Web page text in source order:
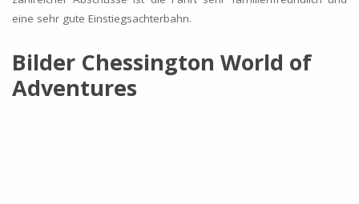
eine sehr gute Einstiegsachterbahn.
Bilder Chessington World of
Adventures